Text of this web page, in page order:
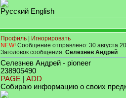
Русский English
Профиль
Игнорировать
NEW! Сообщение отправлено: 30 августа
Заголовок сообщения: Селезнев Андрей
Селезнев Андрей - pioneer
238905490
PAGE
ADD
Собираю информацию о своих